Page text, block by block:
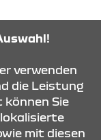
verwenden
die Leistung
können Sie
mit diesen